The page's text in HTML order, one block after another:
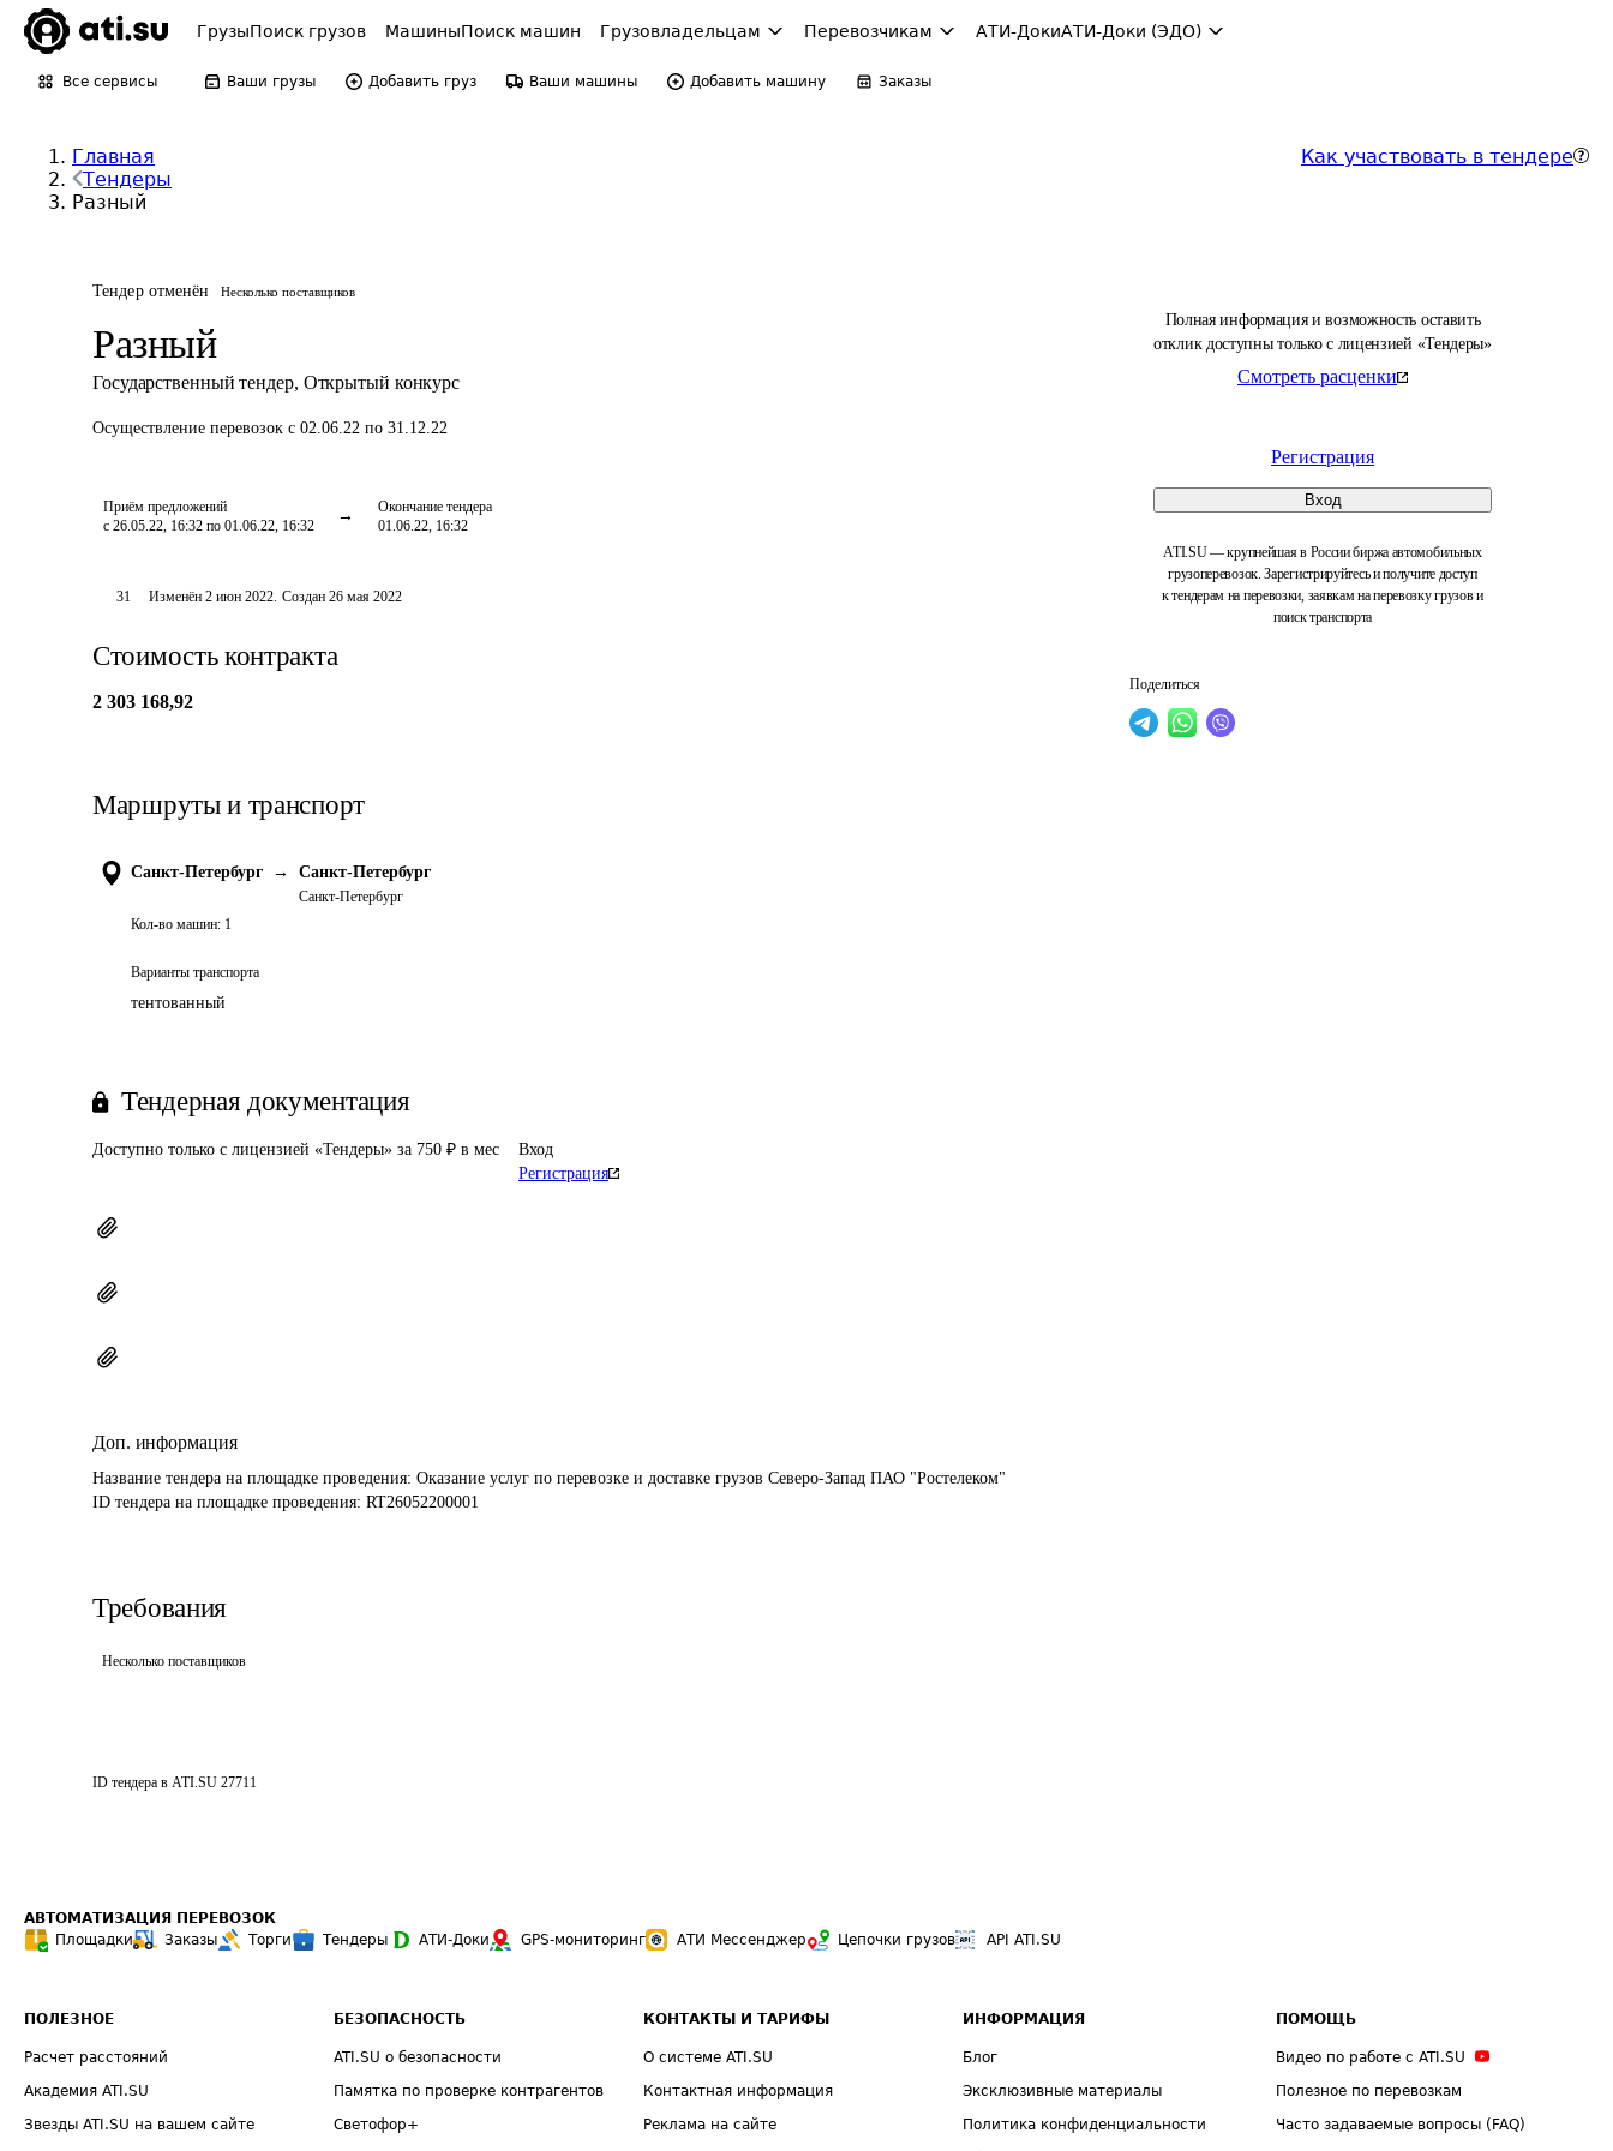
ГрузыПоиск грузов МашиныПоиск машин Грузовладельцам Перевозчикам АТИ-ДокиАТИ-Доки (ЭДО)
Все сервисы Ваши грузы Добавить груз Ваши машины Добавить машину Заказы
Главная
Тендеры
Разный
Как участвовать в тендере
Тендер отменён Несколько поставщиков
Разный
Государственный тендер, Открытый конкурс
Осуществление перевозок с 02.06.22 по 31.12.22
Приём предложений
с 26.05.22, 16:32 по 01.06.22, 16:32
Окончание тендера
01.06.22, 16:32
Полная информация и возможность оставить
отклик доступны только с лицензией «Тендеры»
Смотреть расценки
Регистрация
Вход
ATI.SU — крупнейшая в России биржа автомобильных
грузоперевозок. Зарегистрируйтесь и получите доступ
к тендерам на перевозки, заявкам на перевозку грузов и
поиск транспорта
Поделиться
31 Изменён2 июн 2022. Создан 26 мая 2022
Стоимость контракта
2 303 168,92
Маршруты и транспорт
Санкт-Петербург → Санкт-Петербург
Санкт-Петербург
Кол-во машин: 1
Варианты транспорта
тентованный
Тендерная документация
Доступно только с лицензией «Тендеры» за 750 ₽ в мес
Вход
Регистрация
Доп. информация
Название тендера на площадке проведения: Оказание услуг по перевозке и доставке грузов Северо-Запад ПАО "Ростелеком"
ID тендера на площадке проведения: RT26052200001
Требования
Несколько поставщиков
ID тендера в ATI.SU 27711
АВТОМАТИЗАЦИЯ ПЕРЕВОЗОК
Площадки
Заказы Торги Тендеры АТИ-Доки GPS-мониторинг АТИ Мессенджер Цепочки грузов API ATI.SU
ПОЛЕЗНОЕ
Расчет расстояний
Академия ATI.SU
Звезды ATI.SU на вашем сайте
БЕЗОПАСНОСТЬ
ATI.SU о безопасности
Памятка по проверке контрагентов
Светофор+
КОНТАКТЫ И ТАРИФЫ
О системе ATI.SU
Контактная информация
Реклама на сайте
ИНФОРМАЦИЯ
Блог
Эксклюзивные материалы
Политика конфиденциальности
ПОМОЩЬ
Видео по работе с ATI.SU
Полезное по перевозкам
Часто задаваемые вопросы (FAQ)